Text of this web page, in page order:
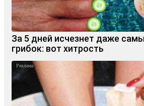
За 5 дней исчезнет даже
грибок: вот хитрость